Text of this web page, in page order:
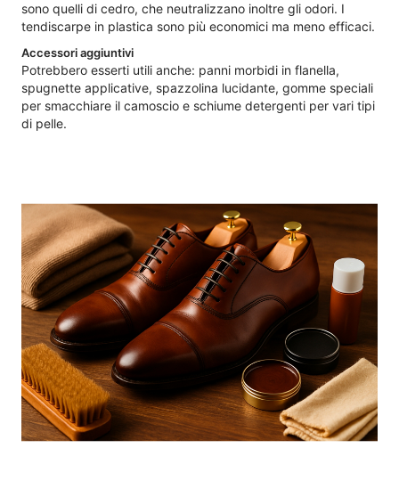
sono quelli di cedro, che neutralizzano inoltre gli odori. I
tendiscarpe in plastica sono più economici ma meno efficaci.
Accessori aggiuntivi
Potrebbero esserti utili anche: panni morbidi in flanella,
spugnette applicative, spazzolina lucidante, gomme speciali
per smacchiare il camoscio e schiume detergenti per vari tipi
di pelle.